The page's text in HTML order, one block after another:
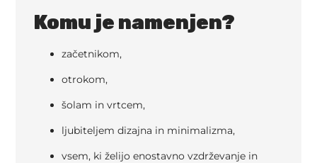
Komu je namenjen?
začetnikom,
otrokom,
šolam in vrtcem,
ljubiteljem dizajna in minimalizma,
vsem, ki želijo enostavno vzdrževanje in